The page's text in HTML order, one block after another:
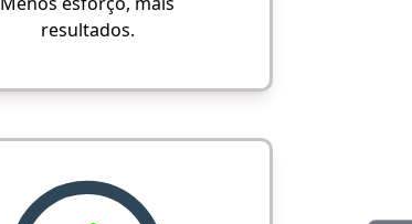
resultados.